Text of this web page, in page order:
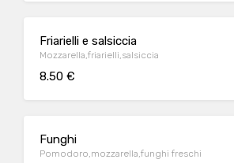
Friarielli e salsiccia
Mozzarella,friarielli,salsiccia
8.50 €
Funghi
Pomodoro,mozzarella,funghi freschi